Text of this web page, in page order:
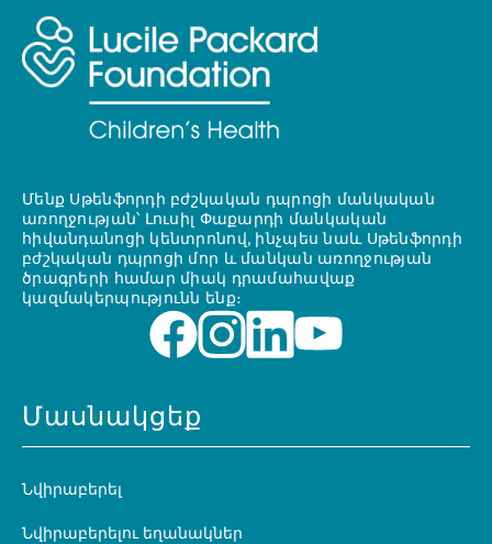
Մենք Սթենֆորդի բժշկական դպրոցի մանկական
առողջության՝ Լուսիլ Փաքարդի մանկական
հիվանդանոցի կենտրոնով, ինչպես նաև Սթենֆորդի
բժշկական դպրոցի մոր և մանկան առողջության
ծրագրերի համար միակ դրամահավաք
կազմակերպությունն ենք։
Մասնակցեք
Նվիրաբերել
Նվիրաբերելու եղանակներ